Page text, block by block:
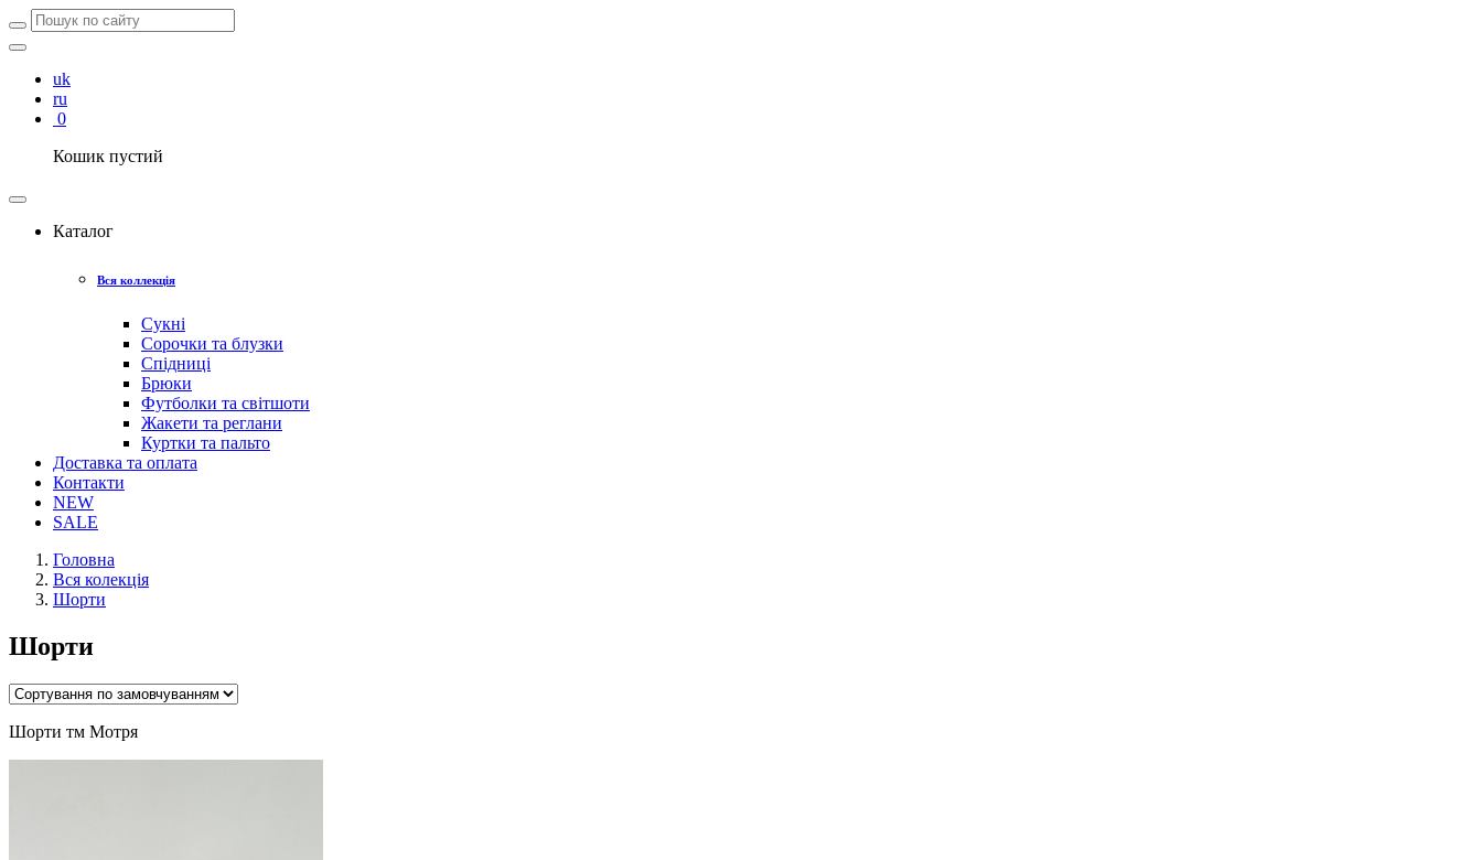
uk
ru
0
Кошик пустий
Каталог
Вся коллекція
Сукні
Сорочки та блузки
Спідниці
Брюки
Футболки та світшоти
Жакети та реглани
Куртки та пальто
Доставка та оплата
Контакти
NEW
SALE
Головна
Вся колекція
Шорти
Шорти
Шорти тм Мотря